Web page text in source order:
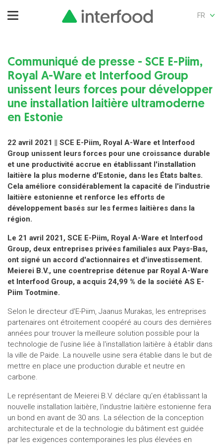
FR
Communiqué de presse - SCE E-Piim,
Royal A-Ware et Interfood Group
unissent leurs forces pour développer
une installation laitière ultramoderne
en Estonie
22 avril 2021 || SCE E-Piim, Royal A-Ware et Interfood
Group unissent leurs forces pour une croissance durable
et une productivité accrue en établissant l'installation
laitière la plus moderne d'Estonie, dans les États baltes.
Cela améliore considérablement la capacité de l'industrie
laitière estonienne et renforce les efforts de
développement basés sur les fermes laitières dans la
région.
Le 21 avril 2021, SCE E-Piim, Royal A-Ware et Interfood
Group, deux entreprises privées familiales aux Pays-Bas,
ont signé un accord d'actionnaires et d'investissement.
Meierei B.V., une coentreprise détenue par Royal A-Ware
et Interfood Group, a acquis 24,99 % de la société AS E-
Piim Tootmine.
Selon le directeur d'E-Piim, Jaanus Murakas, les entreprises
partenaires ont étroitement coopéré au cours des dernières
années pour trouver la meilleure solution possible pour la
technologie de l'usine liée à l'installation laitière à établir dans
la ville de Paide. La nouvelle usine sera établie dans le but de
mettre en place une production durable et neutre en
carbone.
Le représentant de Meierei B.V. déclare qu'en établissant la
nouvelle installation laitière, l'industrie laitière estonienne fera
un bond en avant de 30 ans. La sélection de la conception
architecturale et de la technologie du bâtiment est guidée
par les exigences contemporaines les plus élevées en